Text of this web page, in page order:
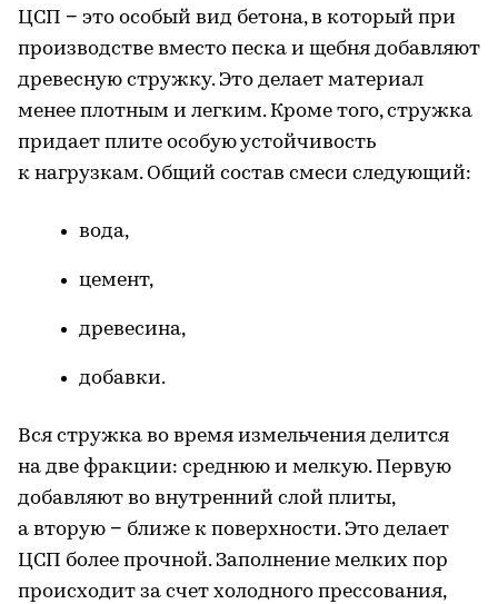
ЦСП − это особый вид бетона, в который при
производстве вместо песка и щебня добавляют
древесную стружку. Это делает материал
менее плотным и легким. Кроме того, стружка
придает плите особую устойчивость
к нагрузкам. Общий состав смеси следующий:
вода,
цемент,
древесина,
добавки.
Вся стружка во время измельчения делится
на две фракции: среднюю и мелкую. Первую
добавляют во внутренний слой плиты,
а вторую − ближе к поверхности. Это делает
ЦСП более прочной. Заполнение мелких пор
происходит за счет холодного прессования,